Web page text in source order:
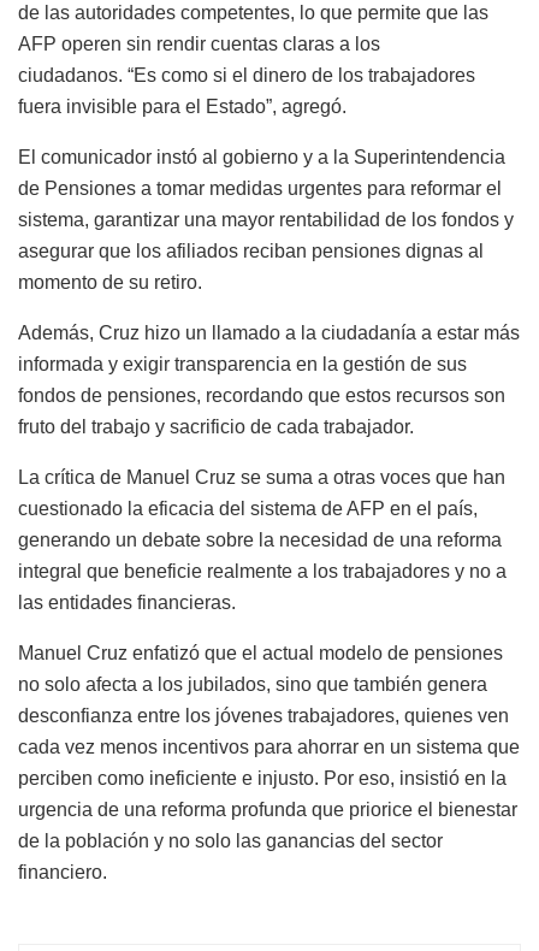
de las autoridades competentes, lo que permite que las
AFP operen sin rendir cuentas claras a los
ciudadanos. “Es como si el dinero de los trabajadores
fuera invisible para el Estado”, agregó.
El comunicador instó al gobierno y a la Superintendencia
de Pensiones a tomar medidas urgentes para reformar el
sistema, garantizar una mayor rentabilidad de los fondos y
asegurar que los afiliados reciban pensiones dignas al
momento de su retiro.
Además, Cruz hizo un llamado a la ciudadanía a estar más
informada y exigir transparencia en la gestión de sus
fondos de pensiones, recordando que estos recursos son
fruto del trabajo y sacrificio de cada trabajador.
La crítica de Manuel Cruz se suma a otras voces que han
cuestionado la eficacia del sistema de AFP en el país,
generando un debate sobre la necesidad de una reforma
integral que beneficie realmente a los trabajadores y no a
las entidades financieras.
Manuel Cruz enfatizó que el actual modelo de pensiones
no solo afecta a los jubilados, sino que también genera
desconfianza entre los jóvenes trabajadores, quienes ven
cada vez menos incentivos para ahorrar en un sistema que
perciben como ineficiente e injusto. Por eso, insistió en la
urgencia de una reforma profunda que priorice el bienestar
de la población y no solo las ganancias del sector
financiero.